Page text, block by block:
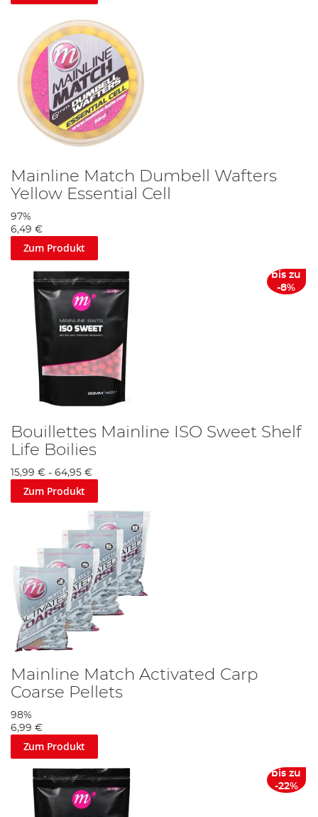
Mainline Match Dumbell Wafters
Yellow Essential Cell
97%
6,49 €
Zum Produkt
bis zu
-8%
Bouillettes Mainline ISO Sweet Shelf
Life Boilies
15,99 € - 64,95 €
Zum Produkt
Mainline Match Activated Carp
Coarse Pellets
98%
6,99 €
Zum Produkt
bis zu
-22%